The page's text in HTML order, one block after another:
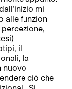
mi
alle funzioni
il
la
nuovo
ciò che